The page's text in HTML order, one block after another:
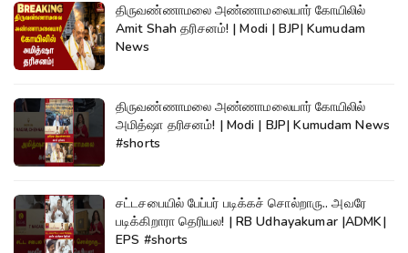
திருவண்ணாமலை அண்ணாமலையார் கோயிலில்
Amit Shah தரிசனம்! | Modi | BJP| Kumudam
News
திருவண்ணாமலை அண்ணாமலையார் கோயிலில்
அமித்ஷா தரிசனம்! | Modi | BJP| Kumudam News
#shorts
சட்டசபையில் பேப்பர் படிக்கச் சொல்றாரு.. அவரே
படிக்கிறாரா தெரியல! | RB Udhayakumar |ADMK|
EPS #shorts